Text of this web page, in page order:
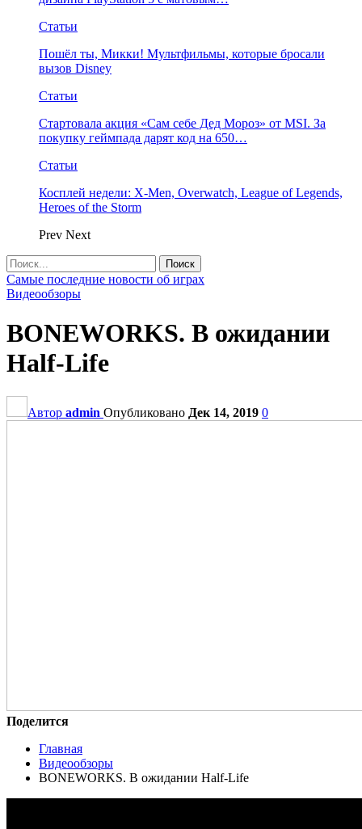
Статьи
Пошёл ты, Микки! Мультфильмы, которые бросали
вызов Disney
Статьи
Стартовала акция «Сам себе Дед Мороз» от MSI. За
покупку геймпада дарят код на 650…
Статьи
Косплей недели: X-Men, Overwatch, League of Legends,
Heroes of the Storm
Prev Next
Самые последние новости об играх
Видеообзоры
BONEWORKS. В ожидании
Half-Life
Автор admin Опубликовано Дек 14, 2019 0
Поделится
Главная
Видеообзоры
BONEWORKS. В ожидании Half-Life